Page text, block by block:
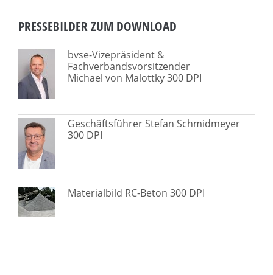
PRESSEBILDER ZUM DOWNLOAD
bvse-Vizepräsident &
Fachverbandsvorsitzender
Michael von Malottky 300 DPI
Geschäftsführer Stefan Schmidmeyer
300 DPI
Materialbild RC-Beton 300 DPI